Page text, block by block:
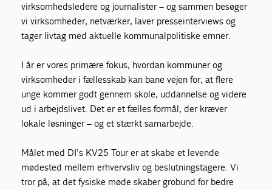
virksomhedsledere og journalister – og sammen besøger
vi virksomheder, netværker, laver presseinterviews og
tager livtag med aktuelle kommunalpolitiske emner.
I år er vores primære fokus, hvordan kommuner og
virksomheder i fællesskab kan bane vejen for, at flere
unge kommer godt gennem skole, uddannelse og videre
ud i arbejdslivet. Det er et fælles formål, der kræver
lokale løsninger – og et stærkt samarbejde.
Målet med DI’s KV25 Tour er at skabe et levende
mødested mellem erhvervsliv og beslutningstagere. Vi
tror på, at det fysiske møde skaber grobund for bedre